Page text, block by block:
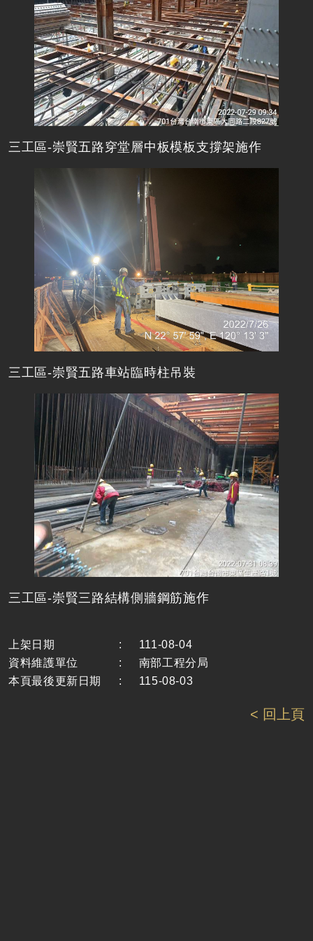
三工區-崇賢五路穿堂層中板模板支撐架施作
三工區-崇賢五路車站臨時柱吊裝
三工區-崇賢三路結構側牆鋼筋施作
上架日期 :
111-08-04
資料維護單位
:
南部工程分局
本頁最後更新日期
: 115-08-03
< 回上頁